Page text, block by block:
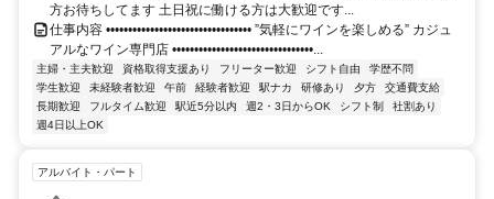
方お待ちしてます 土日祝に働ける方は大歓迎です...
仕事内容 ••••••••••••••••••••••••••••••••• ”気軽にワインを楽しめる” カジュ
アルなワイン専門店 ••••••••••••••••••••••••••••••••...
主婦・主夫歓迎 資格取得支援あり フリーター歓迎 シフト自由
学歴不問
学生歓迎
未経験者歓迎 午前 経験者歓迎 駅ナカ 研修あり 夕方
交通費支給
長期歓迎
フルタイム歓迎 駅近5分以内 週2・3日からOK シフト制
社割あり
週4日以上OK
アルバイト・パート